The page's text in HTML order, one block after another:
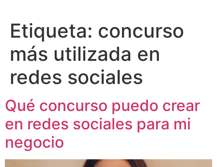
Etiqueta: concurso
más utilizada en
redes sociales
Qué concurso puedo crear
en redes sociales para mi
negocio